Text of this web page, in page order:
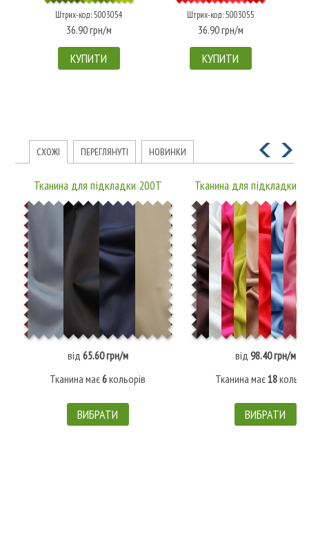
Штрих-код: 5003054
36.90 грн/м
КУПИТИ
Штрих-код: 5003055
36.90 грн/м
КУПИТИ
СХОЖІ ПЕРЕГЛЯНУТІ НОВИНКИ
Тканина для підкладки 200T
від 65.60 грн/м
Тканина має6кольорів
ВИБРАТИ
Тканина для підкладки
від 98.40 грн/м
Тканина має18
ВИБРАТИ